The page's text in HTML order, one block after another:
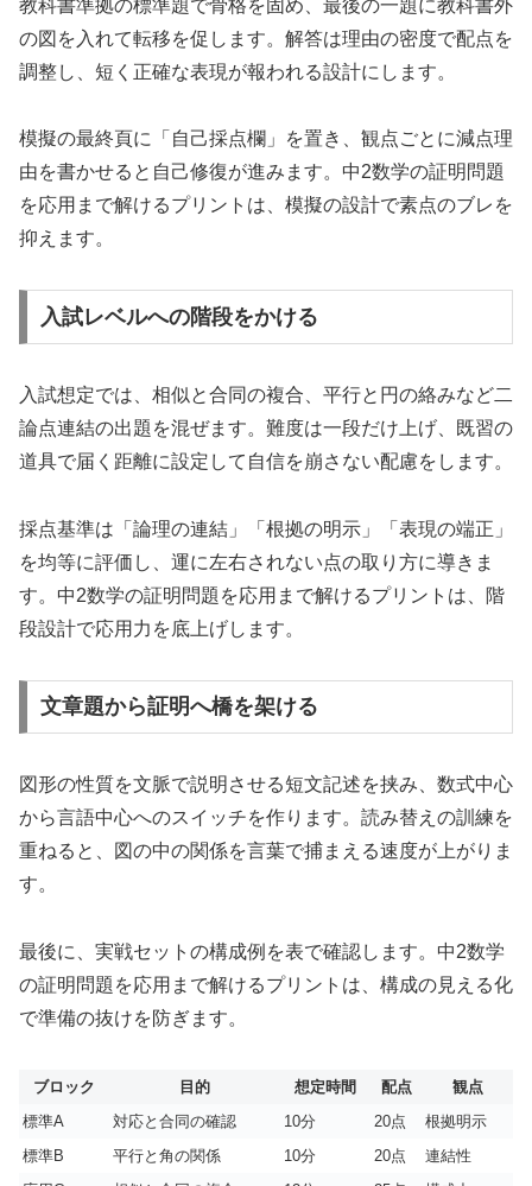
教科書準拠の標準題で骨格を固め、最後の一題に教科書外
の図を入れて転移を促します。解答は理由の密度で配点を
調整し、短く正確な表現が報われる設計にします。
模擬の最終頁に「自己採点欄」を置き、観点ごとに減点理
由を書かせると自己修復が進みます。中2数学の証明問題
を応用まで解けるプリントは、模擬の設計で素点のブレを
抑えます。
入試レベルへの階段をかける
入試想定では、相似と合同の複合、平行と円の絡みなど二
論点連結の出題を混ぜます。難度は一段だけ上げ、既習の
道具で届く距離に設定して自信を崩さない配慮をします。
採点基準は「論理の連結」「根拠の明示」「表現の端正」
を均等に評価し、運に左右されない点の取り方に導きま
す。中2数学の証明問題を応用まで解けるプリントは、階
段設計で応用力を底上げします。
文章題から証明へ橋を架ける
図形の性質を文脈で説明させる短文記述を挟み、数式中心
から言語中心へのスイッチを作ります。読み替えの訓練を
重ねると、図の中の関係を言葉で捕まえる速度が上がりま
す。
最後に、実戦セットの構成例を表で確認します。中2数学
の証明問題を応用まで解けるプリントは、構成の見える化
で準備の抜けを防ぎます。
ブロック 目的 想定時間 配点
観点
標準A
対応と合同の確認 10分 20点
根拠明示
標準B
平行と角の関係 10分 20点
連結性